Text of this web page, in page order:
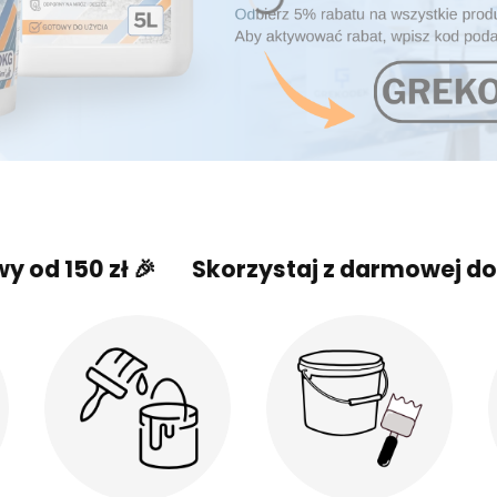
🎉 Skorzystaj z darmowej dostawy od